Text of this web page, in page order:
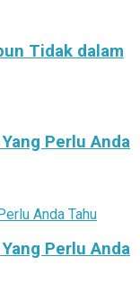
Tidak dalam
Perlu Anda
Perlu Anda